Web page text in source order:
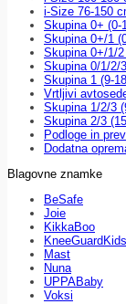
i-Size 76-150
Skupina 0+ (0-
Skupina 0+/1
Skupina 0+/1/
Skupina 0/1/2/
Skupina 1 (9-
Vrtljivi
Skupina 1/2/3
Skupina 2/3
Podloge in
Dodatna
Blagovne znamke
BeSafe
Joie
KikkaBoo
KneeGuardKids
Mast
Nuna
UPPABaby
Voksi